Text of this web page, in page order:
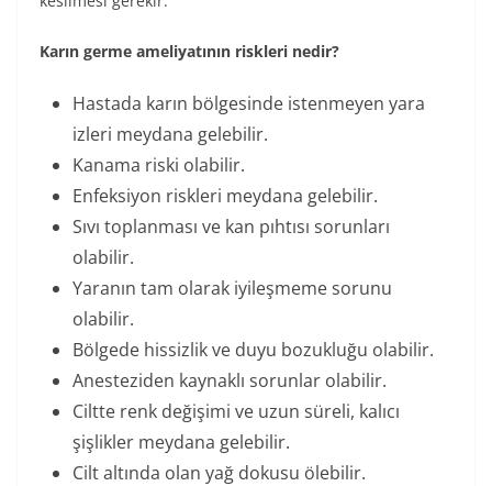
Karın germe ameliyatının riskleri nedir?
Hastada karın bölgesinde istenmeyen yara
izleri meydana gelebilir.
Kanama riski olabilir.
Enfeksiyon riskleri meydana gelebilir.
Sıvı toplanması ve kan pıhtısı sorunları
olabilir.
Yaranın tam olarak iyileşmeme sorunu
olabilir.
Bölgede hissizlik ve duyu bozukluğu olabilir.
Anesteziden kaynaklı sorunlar olabilir.
Ciltte renk değişimi ve uzun süreli, kalıcı
şişlikler meydana gelebilir.
Cilt altında olan yağ dokusu ölebilir.